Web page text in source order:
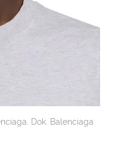
Dok. Balenciaga